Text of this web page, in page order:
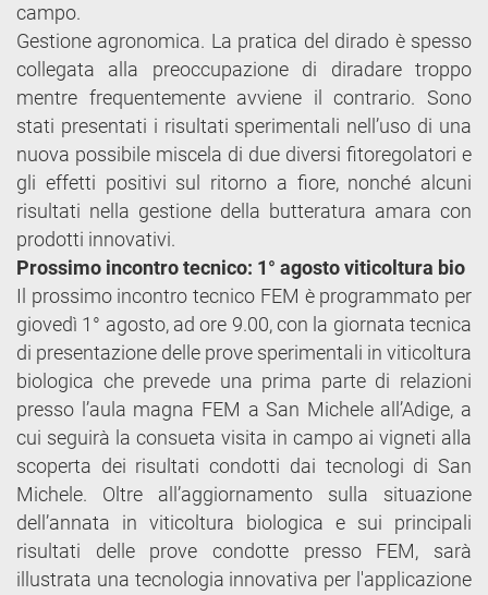
campo.
Gestione agronomica. La pratica del dirado è spesso
collegata alla preoccupazione di diradare troppo
mentre frequentemente avviene il contrario. Sono
stati presentati i risultati sperimentali nell’uso di una
nuova possibile miscela di due diversi fitoregolatori e
gli effetti positivi sul ritorno a fiore, nonché alcuni
risultati nella gestione della butteratura amara con
prodotti innovativi.
Prossimo incontro tecnico: 1° agosto viticoltura bio
Il prossimo incontro tecnico FEM è programmato per
giovedì 1° agosto, ad ore 9.00, con la giornata tecnica
di presentazione delle prove sperimentali in viticoltura
biologica che prevede una prima parte di relazioni
presso l’aula magna FEM a San Michele all’Adige, a
cui seguirà la consueta visita in campo ai vigneti alla
scoperta dei risultati condotti dai tecnologi di San
Michele. Oltre all’aggiornamento sulla situazione
dell’annata in viticoltura biologica e sui principali
risultati delle prove condotte presso FEM, sarà
illustrata una tecnologia innovativa per l'applicazione